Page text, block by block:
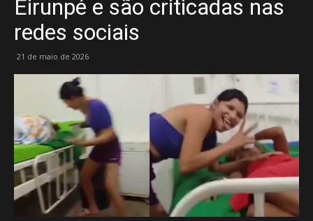
Eirunpé e são criticadas nas
redes sociais
21 de maio de 2026